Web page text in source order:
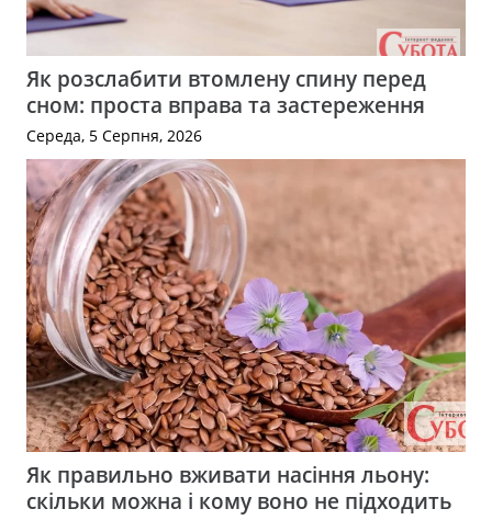
Як розслабити втомлену спину перед
сном: проста вправа та застереження
Середа, 5 Серпня, 2026
Як правильно вживати насіння льону:
скільки можна і кому воно не підходить